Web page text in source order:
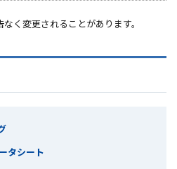
く変更されることがあります。
タシート